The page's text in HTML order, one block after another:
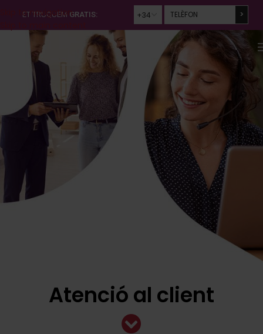
Skip to navigation
ET TRUQUEM GRATIS:
Atenció al client